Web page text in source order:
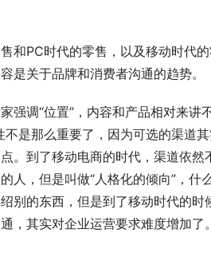
和PC时代的零售，以及移动时代
是关于品牌和消费者沟通的趋势。
强调“位置”，内容和产品相对来
是那么重要了，因为可选的渠道
。到了移动电商的时代，渠道依
人，但是叫做“人格化的倾向”，什
别的东西，但是到了移动时代的
，其实对企业运营要求难度增加了。